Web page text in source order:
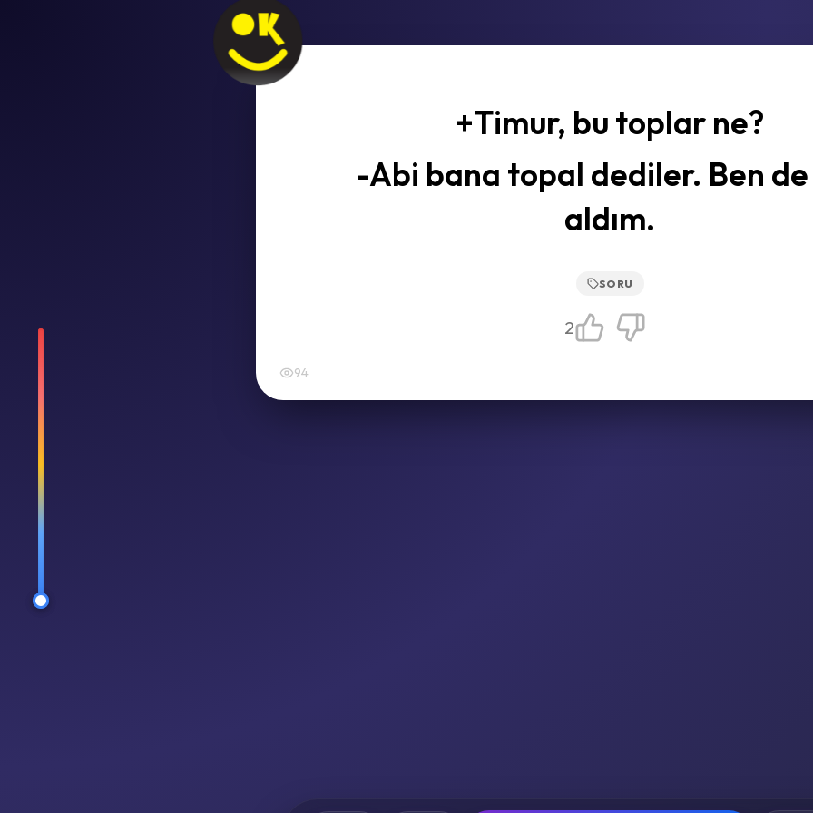
+Timur, bu toplar ne?
-Abi bana topal dediler. Ben
aldım.
SORU
94
2